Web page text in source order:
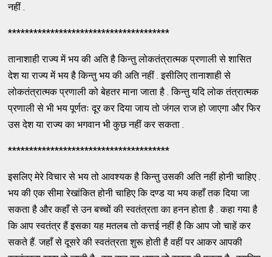
नहीं .
**************************************
तानाशाही राज्य में भय की अति है किन्तु लोकतंत्रात्मक प्रणाली से शासित
देश या राज्य में भय है किन्तु भय की अति नहीं . इसीलिए तानाशाही से
लोकतंत्रात्मक प्रणाली को बेहतर माना जाता है . किन्तु यदि लोक तंत्रात्मक
प्रणाली से भी भय पूर्णतः दूर कर दिया जाय तो जंगल राज हो जाएगा और फिर
उस देश या राज्य का भगवान भी कुछ नहीं कर सकता .
**************************************
इसलिए मेरे विचार से भय तो आवश्यक है किन्तु उसकी अति नहीं होनी चाहिए .
भय की एक सीमा रेखांकित होनी चाहिए कि दण्ड या भय कहाँ तक दिया जा
सकता है और कहाँ से उन बच्चों की स्वतंत्रता का हनन होता है . कहा गया है
कि आप स्वतंत्र हैं इसका यह मतलब तो कत्तई नहीं है कि आप जो चाहें कर
सकते हैं. जहाँ से दूसरे की स्वतंत्रता शुरू होती है वहीं पर आकर आपकी